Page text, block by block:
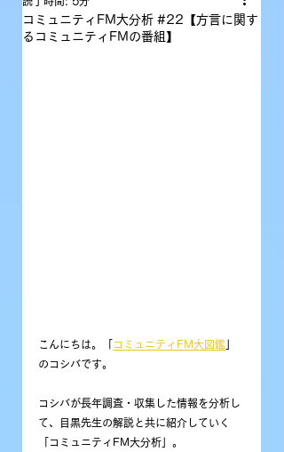
コミュニティFM大分析 #22【方言に関す
るコミュニティFMの番組】
こんにちは。「 コミュニティFM大図鑑
のコシバです。
コシバが長年調査・収集した情報を分析し
て、目黒先生の解説と共に紹介していく
「コミュニティFM大分析」。